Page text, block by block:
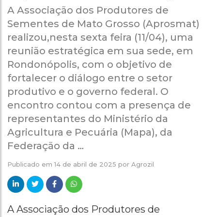
A Associação dos Produtores de
Sementes de Mato Grosso (Aprosmat)
realizou,nesta sexta feira (11/04), uma
reunião estratégica em sua sede, em
Rondonópolis, com o objetivo de
fortalecer o diálogo entre o setor
produtivo e o governo federal. O
encontro contou com a presença de
representantes do Ministério da
Agricultura e Pecuária (Mapa), da
Federação da …
Publicado em14 de abril de 2025 por Agrozil
A Associação dos Produtores de